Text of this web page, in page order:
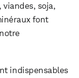
soja,
font
indispensables